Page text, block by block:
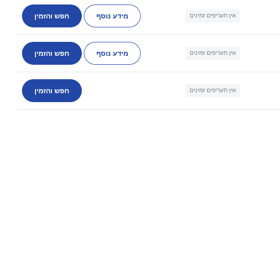
אין תעריפים זמינים מידע נוסף חפש והזמין
אין תעריפים זמינים מידע נוסף חפש והזמין
אין תעריפים זמינים חפש והזמין